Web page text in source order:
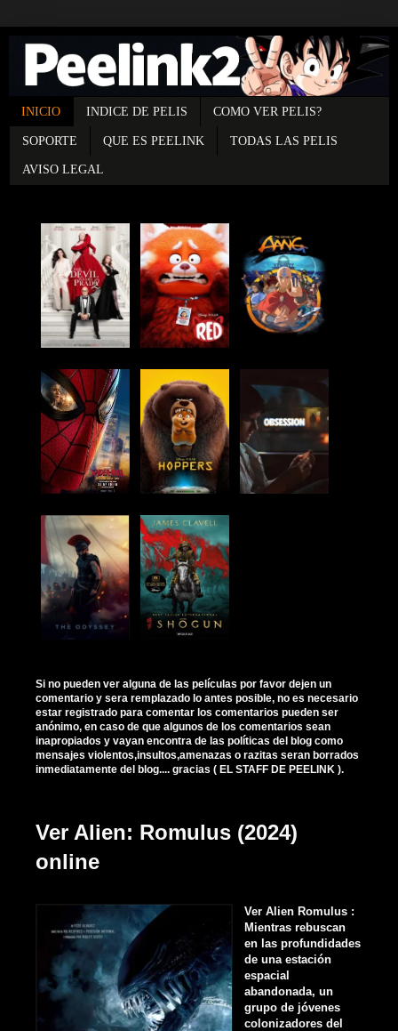
INICIO INDICE DE PELIS COMO VER PELIS?
SOPORTE QUE ES PEELINK TODAS LAS PELIS
AVISO LEGAL
Si no pueden ver alguna de las películas por favor dejen un
comentario y sera remplazado lo antes posible, no es necesario
estar registrado para comentar los comentarios pueden ser
anónimo, en caso de que algunos de los comentarios sean
inapropiados y vayan encontra de las políticas del blog como
mensajes violentos,insultos,amenazas o razitas seran borrados
inmediatamente del blog.... gracias ( EL STAFF DE PEELINK ).
Ver Alien: Romulus (2024)
online
Ver Alien Romulus :
Mientras rebuscan
en las profundidades
de una estación
espacial
abandonada, un
grupo de jóvenes
colonizadores del